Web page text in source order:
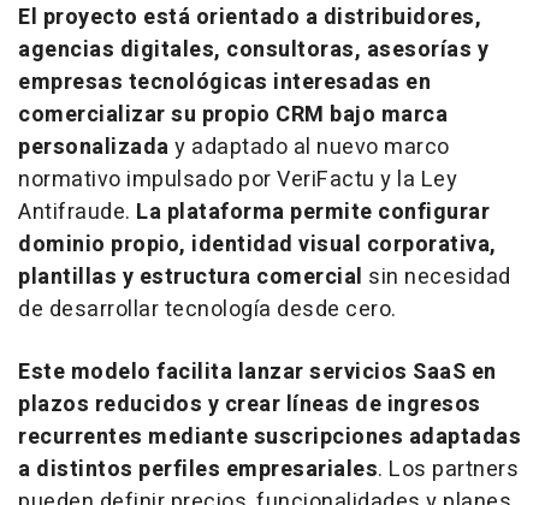
El proyecto está orientado a distribuidores,
agencias digitales, consultoras, asesorías y
empresas tecnológicas interesadas en
comercializar su propio CRM bajo marca
personalizaday adaptado al nuevo marco
normativo impulsado por VeriFactu y la Ley
Antifraude. La plataforma permite configurar
dominio propio, identidad visual corporativa,
plantillas y estructura comercial sin necesidad
de desarrollar tecnología desde cero.
Este modelo facilita lanzar servicios SaaS en
plazos reducidos y crear líneas de ingresos
recurrentes mediante suscripciones adaptadas
a distintos perfiles empresariales. Los partners